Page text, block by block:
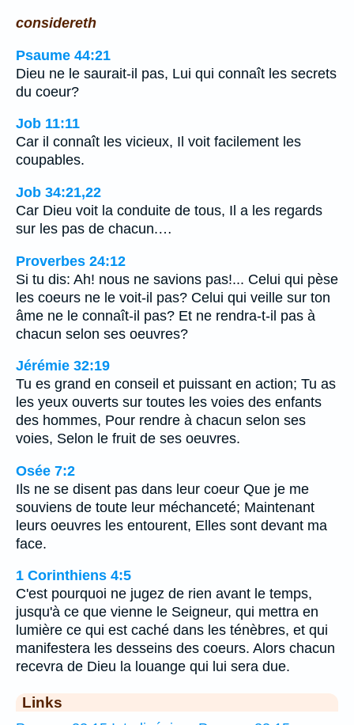
considereth
Psaume 44:21
Dieu ne le saurait-il pas, Lui qui connaît les secrets
du coeur?
Job 11:11
Car il connaît les vicieux, Il voit facilement les
coupables.
Job 34:21,22
Car Dieu voit la conduite de tous, Il a les regards
sur les pas de chacun.…
Proverbes 24:12
Si tu dis: Ah! nous ne savions pas!... Celui qui pèse
les coeurs ne le voit-il pas? Celui qui veille sur ton
âme ne le connaît-il pas? Et ne rendra-t-il pas à
chacun selon ses oeuvres?
Jérémie 32:19
Tu es grand en conseil et puissant en action; Tu as
les yeux ouverts sur toutes les voies des enfants
des hommes, Pour rendre à chacun selon ses
voies, Selon le fruit de ses oeuvres.
Osée 7:2
Ils ne se disent pas dans leur coeur Que je me
souviens de toute leur méchanceté; Maintenant
leurs oeuvres les entourent, Elles sont devant ma
face.
1 Corinthiens 4:5
C'est pourquoi ne jugez de rien avant le temps,
jusqu'à ce que vienne le Seigneur, qui mettra en
lumière ce qui est caché dans les ténèbres, et qui
manifestera les desseins des coeurs. Alors chacun
recevra de Dieu la louange qui lui sera due.
Links